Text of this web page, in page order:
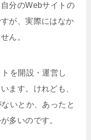
分のWebサイトの
が、実際にはなか
ん。
を開設・運営し
ます。けれども、
いとか、あったと
多いのです。